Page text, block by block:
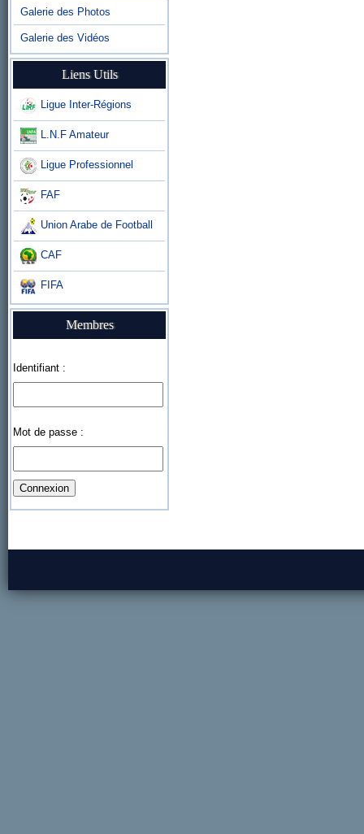
Galerie des Photos
Galerie des Vidéos
Liens Utils
Ligue Inter-Régions
L.N.F Amateur
Ligue Professionnel
FAF
Union Arabe de Football
CAF
FIFA
Membres
Identifiant :
Mot de passe :